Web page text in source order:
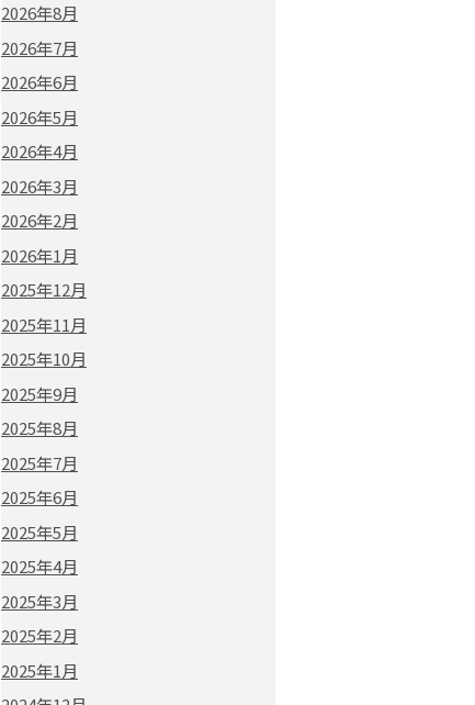
2026年8月
2026年7月
2026年6月
2026年5月
2026年4月
2026年3月
2026年2月
2026年1月
2025年12月
2025年11月
2025年10月
2025年9月
2025年8月
2025年7月
2025年6月
2025年5月
2025年4月
2025年3月
2025年2月
2025年1月